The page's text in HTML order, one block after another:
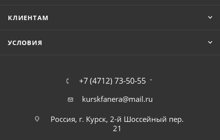
КЛИЕНТАМ
УСЛОВИЯ
+7 (4712) 73-50-55
kurskfanera@mail.ru
Россия, г. Курск, 2-й Шоссейный пер.
21